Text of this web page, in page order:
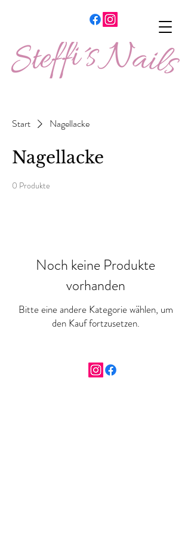
Start Nagellacke
Nagellacke
0 Produkte
Noch keine Produkte
vorhanden
Bitte eine andere Kategorie wählen, um
den Kauf fortzusetzen.